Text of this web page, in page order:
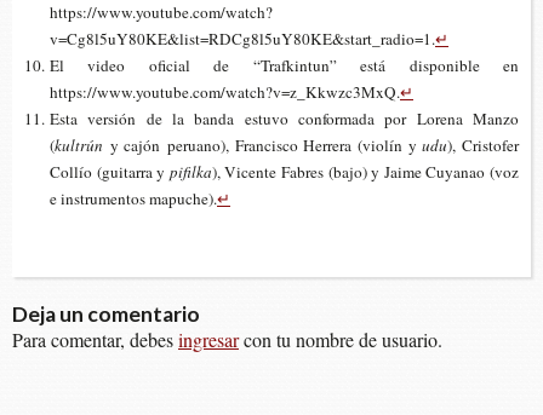
https://www.youtube.com/watch?
v=Cg8l5uY80KE&list=RDCg8l5uY80KE&start_radio=1.↵
El video ofi­cial de “Traf­kin­tun” está dis­po­ni­ble en
https://www.youtube.com/watch?v=z_Kkwzc3MxQ.↵
Esta ver­sión de la banda estu­vo con­for­ma­da por Lore­na Manzo
(kultrún y cajón peruano), Fran­cis­co Herre­ra (vio­lín yudu), Cris­to­fer
Collío (gui­ta­rra y pifilka), Vicen­te Fabres (bajo) y Jaime Cuya­nao (voz
e ins­tru­men­tos mapuche).↵
Deja un comentario
Para comentar, debesingresarcon tu nombre de usuario.